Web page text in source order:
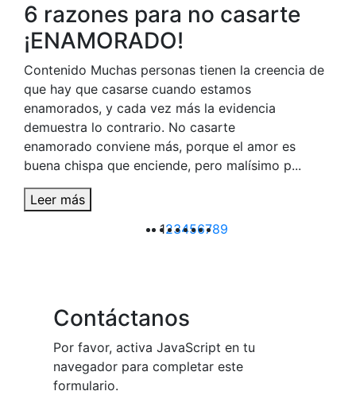
6 razones para no casarte
¡ENAMORADO!
Contenido Muchas personas tienen la creencia de
que hay que casarse cuando estamos
enamorados, y cada vez más la evidencia
demuestra lo contrario. No casarte
enamorado conviene más, porque el amor es
buena chispa que enciende, pero malísimo p...
Leer más
123456789
Contáctanos
Por favor, activa JavaScript en tu
navegador para completar este
formulario.